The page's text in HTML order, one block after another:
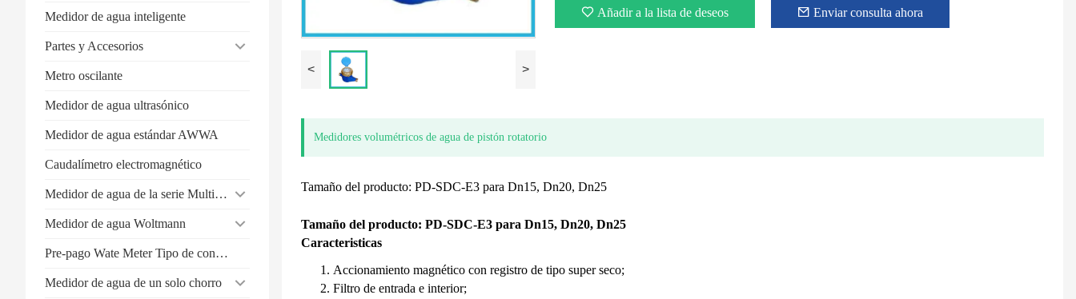
Medidor de agua inteligente
Partes y Accesorios
Metro oscilante
Medidor de agua ultrasónico
Medidor de agua estándar AWWA
Caudalímetro electromagnético
Medidor de agua de la serie Multi-Jet
Medidor de agua Woltmann
Pre-pago Wate Meter Tipo de contacto
Medidor de agua de un solo chorro
< >
Añadir a la lista de deseos Enviar consulta ahora
Medidores volumétricos de agua de pistón rotatorio
Tamaño del producto: PD-SDC-E3 para Dn15, Dn20, Dn25
Tamaño del producto: PD-SDC-E3 para Dn15, Dn20, Dn25
Caracteristicas
Accionamiento magnético con registro de tipo super seco;
Filtro de entrada e interior;